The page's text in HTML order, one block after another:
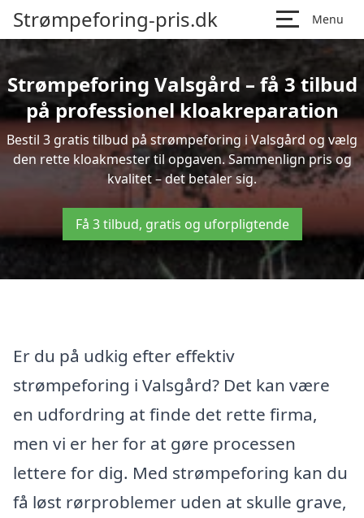
Strømpeforing-pris.dk Menu
Strømpeforing Valsgård – få 3 tilbud
på professionel kloakreparation
Bestil 3 gratis tilbud på strømpeforing i Valsgård og vælg
den rette kloakmester til opgaven. Sammenlign pris og
kvalitet – det betaler sig.
Få 3 tilbud, gratis og uforpligtende
Er du på udkig efter effektiv
strømpeforing i Valsgård? Det kan være
en udfordring at finde det rette firma,
men vi er her for at gøre processen
lettere for dig. Med strømpeforing kan du
få løst rørproblemer uden at skulle grave,